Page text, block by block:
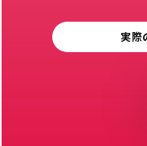
実際